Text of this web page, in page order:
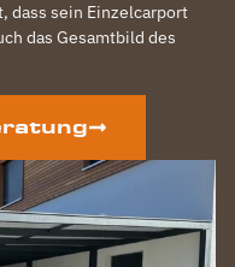
dass sein Einzelcarport
das Gesamtbild des